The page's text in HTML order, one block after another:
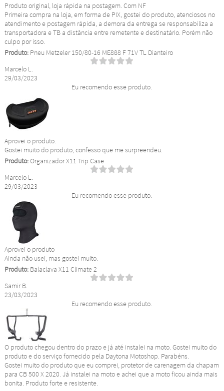
Produto original, loja rápida na postagem. Com NF
Primeira compra na loja, em forma de PIX, gostei do produto, atenciosos no
atendimento e postagem rápida, a demora da entrega se responsabiliza a
transportadora e TB a distância entre remetente e destinatário. Porém não
culpo por isso.
Produto:Pneu Metzeler 150/80-16 ME888 F 71V TL Dianteiro
Marcelo L.
29/03/2023
Eu recomendo esse produto.
Aprovei o produto.
Gostei muito do produto, confesso que me surpreendeu.
Produto:Organizador X11 Trip Case
Marcelo L.
29/03/2023
Eu recomendo esse produto.
Aprovei o produto
Ainda não usei, mas gostei muito.
Produto:Balaclava X11 Climate 2
Samir B.
23/03/2023
Eu recomendo esse produto.
O produto chegou dentro do prazo e já até instalei na moto. Gostei muito do
produto e do serviço fornecido pela Daytona Motoshop. Parabéns.
Gostei muito do produto que eu comprei, protetor de carenagem da chapam
para CB 500 X 2020. Já instalei na moto e achei que a moto ficou ainda mais
bonita. Produto forte e resistente.